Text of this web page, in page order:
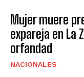
Mujer muere
expareja en La
orfandad
NACIONALES